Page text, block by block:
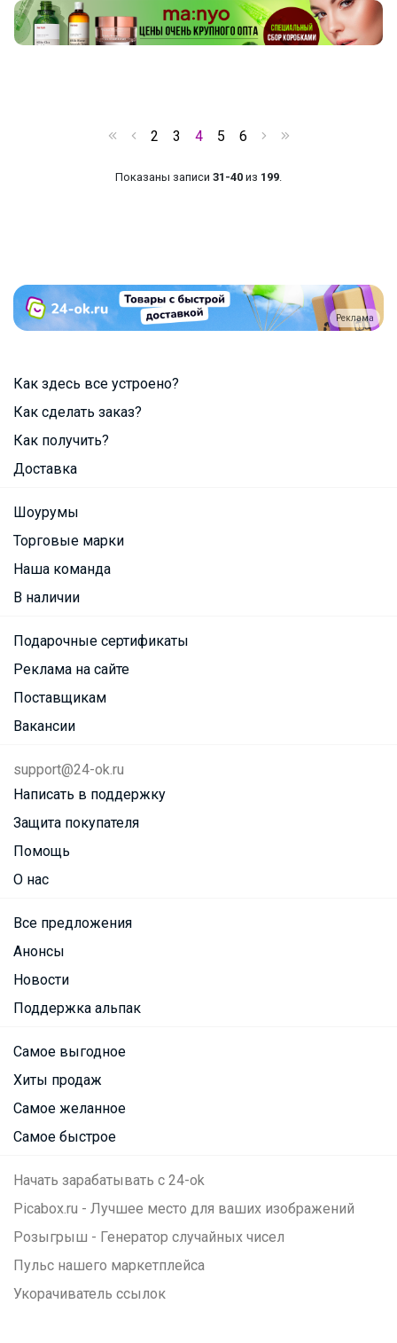
2 3 4 5 6
Показаны записи 31-40 из 199.
Реклама
Как здесь все устроено?
Как сделать заказ?
Как получить?
Доставка
Шоурумы
Торговые марки
Наша команда
В наличии
Подарочные сертификаты
Реклама на сайте
Поставщикам
Вакансии
support@24-ok.ru
Написать в поддержку
Защита покупателя
Помощь
О нас
Все предложения
Анонсы
Новости
Поддержка альпак
Самое выгодное
Хиты продаж
Самое желанное
Самое быстрое
Начать зарабатывать с 24-ok
Picabox.ru - Лучшее место для ваших изображений
Розыгрыш - Генератор случайных чисел
Пульс нашего маркетплейса
Укорачиватель ссылок